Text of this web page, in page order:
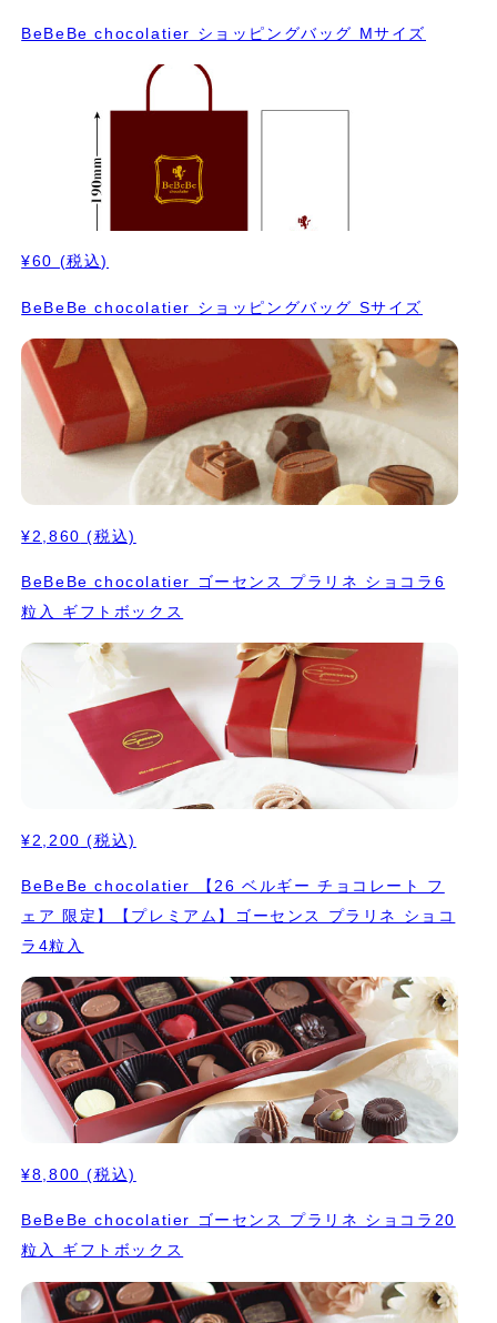
BeBeBe chocolatier ショッピングバッグ Mサイズ
¥60 (税込)
BeBeBe chocolatier ショッピングバッグ Sサイズ
¥2,860 (税込)
BeBeBe chocolatier ゴーセンス プラリネ ショコラ6
粒入 ギフトボックス
¥2,200 (税込)
BeBeBe chocolatier 【26 ベルギー チョコレート フ
ェア 限定】【プレミアム】ゴーセンス プラリネ ショコ
ラ4粒入
¥8,800 (税込)
BeBeBe chocolatier ゴーセンス プラリネ ショコラ20
粒入 ギフトボックス